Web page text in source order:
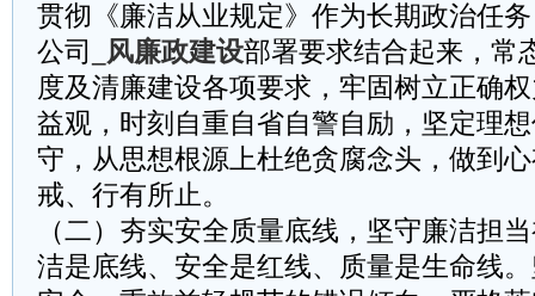
贯彻《廉洁从业规定》作为长期政治任
公司
_风廉政建设部署要求结合起来，常
度及清廉建设各项要求，牢固树立正确
益观，时刻自重自省自警自励，坚定理
守，从思想根源上杜绝贪腐念头，做到
戒、行有所止。
（二）夯实安全质量底线，坚守廉洁担
洁是底线、安全是红线、质量是生命线